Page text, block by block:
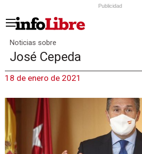
Publicidad
Noticias sobre
José Cepeda
18 de enero de 2021